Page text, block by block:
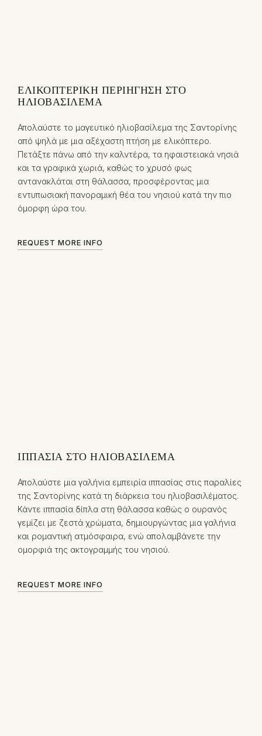
ΕΛΙΚΟΠΤΕΡΙΚΉ ΠΕΡΙΉΓΗΣΗ ΣΤΟ
ΗΛΙΟΒΑΣΊΛΕΜΑ
Απολαύστε το μαγευτικό ηλιοβασίλεμα της Σαντορίνης
από ψηλά με μια αξέχαστη πτήση με ελικόπτερο.
Πετάξτε πάνω από την καλντέρα, τα ηφαιστειακά νησιά
και τα γραφικά χωριά, καθώς το χρυσό φως
αντανακλάται στη θάλασσα, προσφέροντας μια
εντυπωσιακή πανοραμική θέα του νησιού κατά την πιο
όμορφη ώρα του.
REQUEST MORE INFO
ΙΠΠΑΣΊΑ ΣΤΟ ΗΛΙΟΒΑΣΊΛΕΜΑ
Απολαύστε μια γαλήνια εμπειρία ιππασίας στις παραλίες
της Σαντορίνης κατά τη διάρκεια του ηλιοβασιλέματος.
Κάντε ιππασία δίπλα στη θάλασσα καθώς ο ουρανός
γεμίζει με ζεστά χρώματα, δημιουργώντας μια γαλήνια
και ρομαντική ατμόσφαιρα, ενώ απολαμβάνετε την
ομορφιά της ακτογραμμής του νησιού.
REQUEST MORE INFO